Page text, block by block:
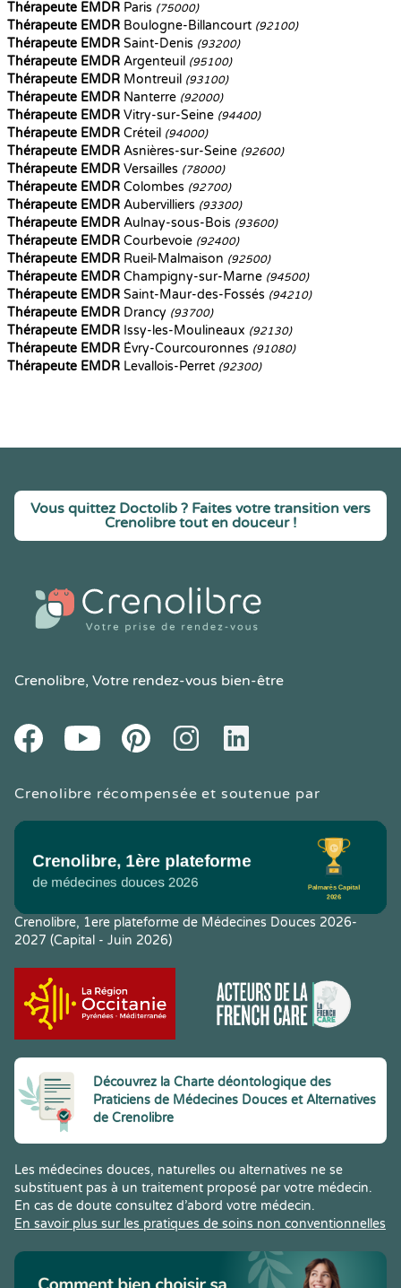
Thérapeute EMDR Paris (75000)
Thérapeute EMDR Boulogne-Billancourt (92100)
Thérapeute EMDR Saint-Denis (93200)
Thérapeute EMDR Argenteuil (95100)
Thérapeute EMDR Montreuil (93100)
Thérapeute EMDR Nanterre (92000)
Thérapeute EMDR Vitry-sur-Seine (94400)
Thérapeute EMDR Créteil (94000)
Thérapeute EMDR Asnières-sur-Seine (92600)
Thérapeute EMDR Versailles (78000)
Thérapeute EMDR Colombes (92700)
Thérapeute EMDR Aubervilliers (93300)
Thérapeute EMDR Aulnay-sous-Bois (93600)
Thérapeute EMDR Courbevoie (92400)
Thérapeute EMDR Rueil-Malmaison (92500)
Thérapeute EMDR Champigny-sur-Marne (94500)
Thérapeute EMDR Saint-Maur-des-Fossés (94210)
Thérapeute EMDR Drancy (93700)
Thérapeute EMDR Issy-les-Moulineaux (92130)
Thérapeute EMDR Évry-Courcouronnes (91080)
Thérapeute EMDR Levallois-Perret (92300)
Vous quittez Doctolib ? Faites votre transition vers
Crenolibre tout en douceur !
Crenolibre, Votre rendez-vous bien-être
FacebookYoutube PinteresetInstagramLinkedIn
Crenolibre récompensée et soutenue par
Crenolibre, 1ere plateforme de Médecines Douces 2026-
2027 (Capital - Juin 2026)
Découvrez la Charte déontologique des
Praticiens de Médecines Douces et Alternatives
de Crenolibre
Les médecines douces, naturelles ou alternatives ne se
substituent pas à un traitement proposé par votre médecin.
En cas de doute consultez d’abord votre médecin.
En savoir plus sur les pratiques de soins non conventionnelles